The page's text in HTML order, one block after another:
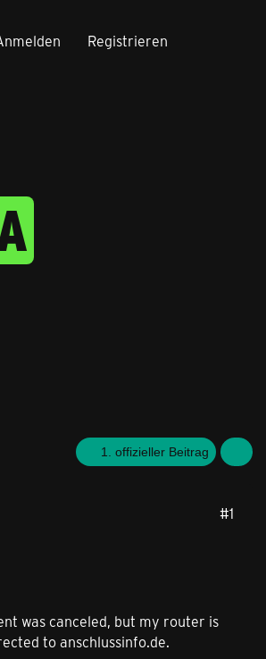
Registrieren
1. offizieller Beitrag
#1
was canceled, but my router is
to anschlussinfo.de.